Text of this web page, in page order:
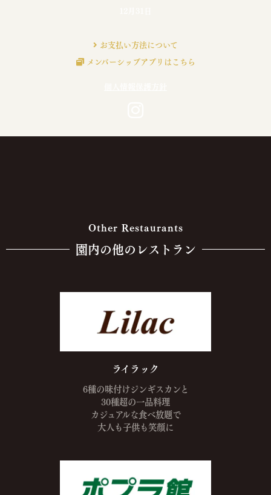
お支払い方法について
メンバーシップアプリはこちら
Other Restaurants
園内の他のレストラン
ライラック
6種の味付けジンギスカンと
30種超の一品料理
カジュアルな食べ放題で
大人も子供も笑顔に